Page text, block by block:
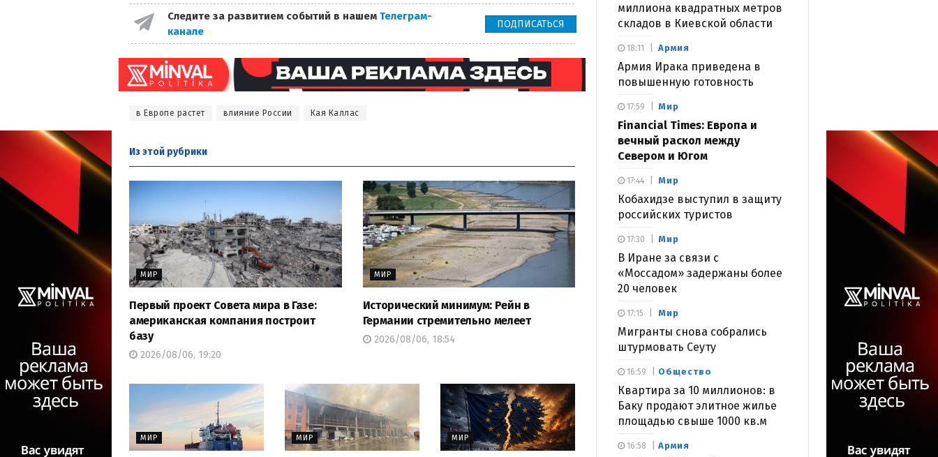
Следите за развитием событий в нашем Телеграм-
канале
ПОДПИСАТЬСЯ
в Европе растет влияние России Кая Каллас
Из этой рубрики
МИР
Первый проект Совета мира в Газе:
американская компания построит
базу
2026/08/06, 19:20
МИР
Исторический минимум: Рейн в
Германии стремительно мелеет
2026/08/06, 18:54
МИР МИР МИР
миллиона квадратных метров
складов в Киевской области
Армия
Армия Ирака приведена в
повышенную готовность
18:11
Мир
Financial Times: Европа и
вечный раскол между
Севером и Югом
17:59
Мир
Кобахидзе выступил в защиту
российских туристов
17:44
Мир
В Иране за связи с
«Моссадом» задержаны более
20 человек
17:30
Мир
Мигранты снова собрались
штурмовать Сеуту
17:15
Общество
Квартира за 10 миллионов: в
Баку продают элитное жилье
площадью свыше 1000 кв.м
16:59
Армия
16:58